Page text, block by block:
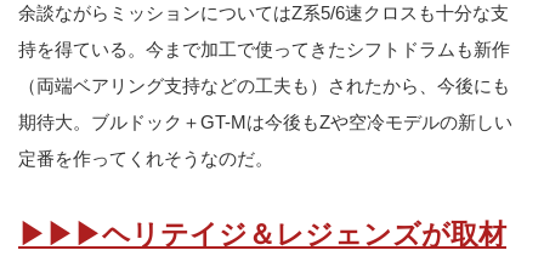
余談ながらミッションについてはZ系5/6速クロスも十分な支
持を得ている。今まで加工で使ってきたシフトドラムも新作
（両端ベアリング支持などの工夫も）されたから、今後にも
期待大。ブルドック＋GT-Mは今後もZや空冷モデルの新しい
定番を作ってくれそうなのだ。
▶▶▶ヘリテイジ＆レジェンズが取材